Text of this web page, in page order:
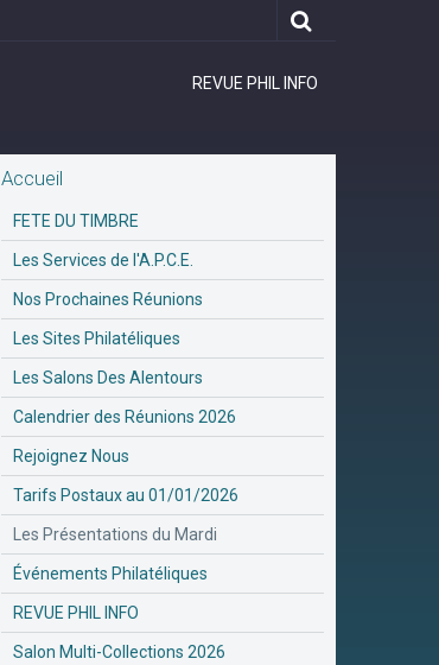
REVUE PHIL INFO
Accueil
FETE DU TIMBRE
Les Services de l'A.P.C.E.
Nos Prochaines Réunions
Les Sites Philatéliques
Les Salons Des Alentours
Calendrier des Réunions 2026
Rejoignez Nous
Tarifs Postaux au 01/01/2026
Les Présentations du Mardi
Événements Philatéliques
REVUE PHIL INFO
Salon Multi-Collections 2026